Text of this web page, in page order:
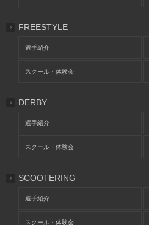
FREESTYLE
選手紹介
スクール・体験会
DERBY
選手紹介
スクール・体験会
SCOOTERING
選手紹介
スクール・体験会